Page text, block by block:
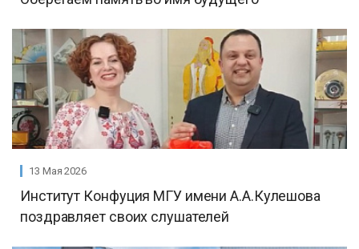
13 Мая 2026
Институт Конфуция МГУ имени А.А.Кулешова
поздравляет своих слушателей